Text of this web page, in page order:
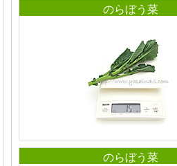
のらぼう菜
のらぼう菜